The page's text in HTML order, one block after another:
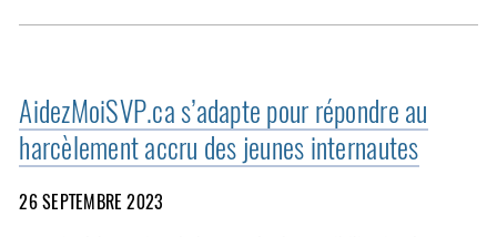
AidezMoiSVP.ca s’adapte pour répondre au
harcèlement accru des jeunes internautes
26 SEPTEMBRE 2023